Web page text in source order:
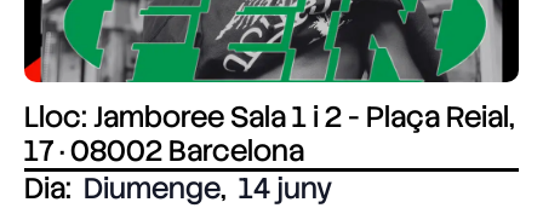
Lloc: Jamboree Sala 1 i 2 - Plaça Reial,
17 · 08002 Barcelona
Dia: Diumenge, 14 juny